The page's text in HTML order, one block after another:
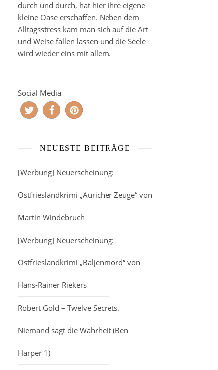
durch und durch, hat hier ihre eigene
kleine Oase erschaffen. Neben dem
Alltagsstress kam man sich auf die Art
und Weise fallen lassen und die Seele
wird wieder eins mit allem.
Social Media
NEUESTE BEITRÄGE
[Werbung] Neuerscheinung:
Ostfrieslandkrimi „Auricher Zeuge“ von
Martin Windebruch
[Werbung] Neuerscheinung:
Ostfrieslandkrimi „Baljenmord“ von
Hans-Rainer Riekers
Robert Gold – Twelve Secrets.
Niemand sagt die Wahrheit (Ben
Harper 1)